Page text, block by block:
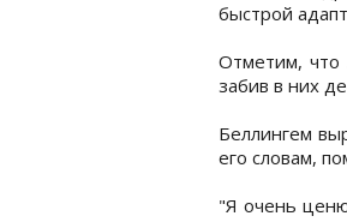
быстрой
Отметим, что
забив в них
Беллингем
его словам,
"Я очень